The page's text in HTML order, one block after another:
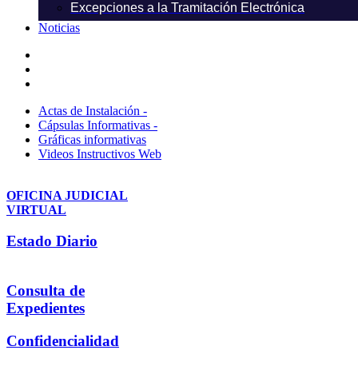
Excepciones a la Tramitación Electrónica
Noticias
Actas de Instalación -
Cápsulas Informativas -
Gráficas informativas
Videos Instructivos Web
OFICINA JUDICIAL
VIRTUAL
Estado Diario
Consulta de
Expedientes
Confidencialidad